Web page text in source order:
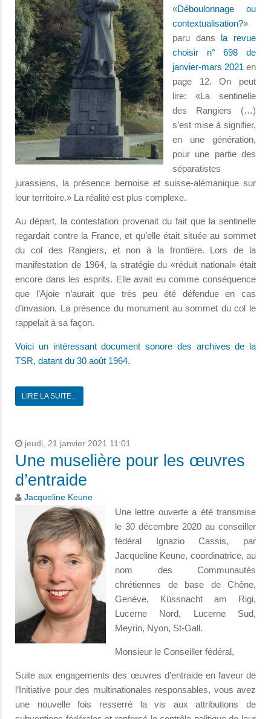
«Déboulonnage ou
contextualisation?»
paru dans la revue
choisir n° 698 de
janvier-mars 2021 en
page 12. On peut
lire: «La sentinelle
des Rangiers (…)
s’est mise à signifier,
en une génération,
pour une partie des
séparatistes
jurassiens, la présence bernoise et suisse-alémanique sur
leur territoire.» La réalité est plus complexe.
Au départ, la contestation provenait du fait que la sentinelle
regardait contre la France, et qu’elle était située au sommet
du col des Rangiers, et non à la frontière. Lors de la
manifestation de 1964, la stratégie du «réduit national» était
encore dans les esprits. Elle avait eu comme conséquence
que l’Ajoie n’aurait que très peu été défendue en cas
d’invasion. La présence du monument au sommet du col le
rappelait à sa façon.
Voici un intéressant document sonore des archives de la
TSR, datant du 30 août 1964.
LIRE LA SUITE...
jeudi, 21 janvier 2021 11:01
Une muselière pour les œuvres
d’entraide
Jacqueline Keune
Une lettre ouverte a été transmise
le 30 décembre 2020 au conseiller
fédéral Ignazio Cassis, par
Jacqueline Keune, coordinatrice, au
nom des Communautés
chrétiennes de base de Chêne,
Genève, Küssnacht am Rigi,
Lucerne Nord, Lucerne Sud,
Meyrin, Nyon, St-Gall.
Monsieur le Conseiller fédéral,
Suite aux engagements des œuvres d’entraide en faveur de
l’Initiative pour des multinationales responsables, vous avez
une nouvelle fois resserré la vis aux attributions de